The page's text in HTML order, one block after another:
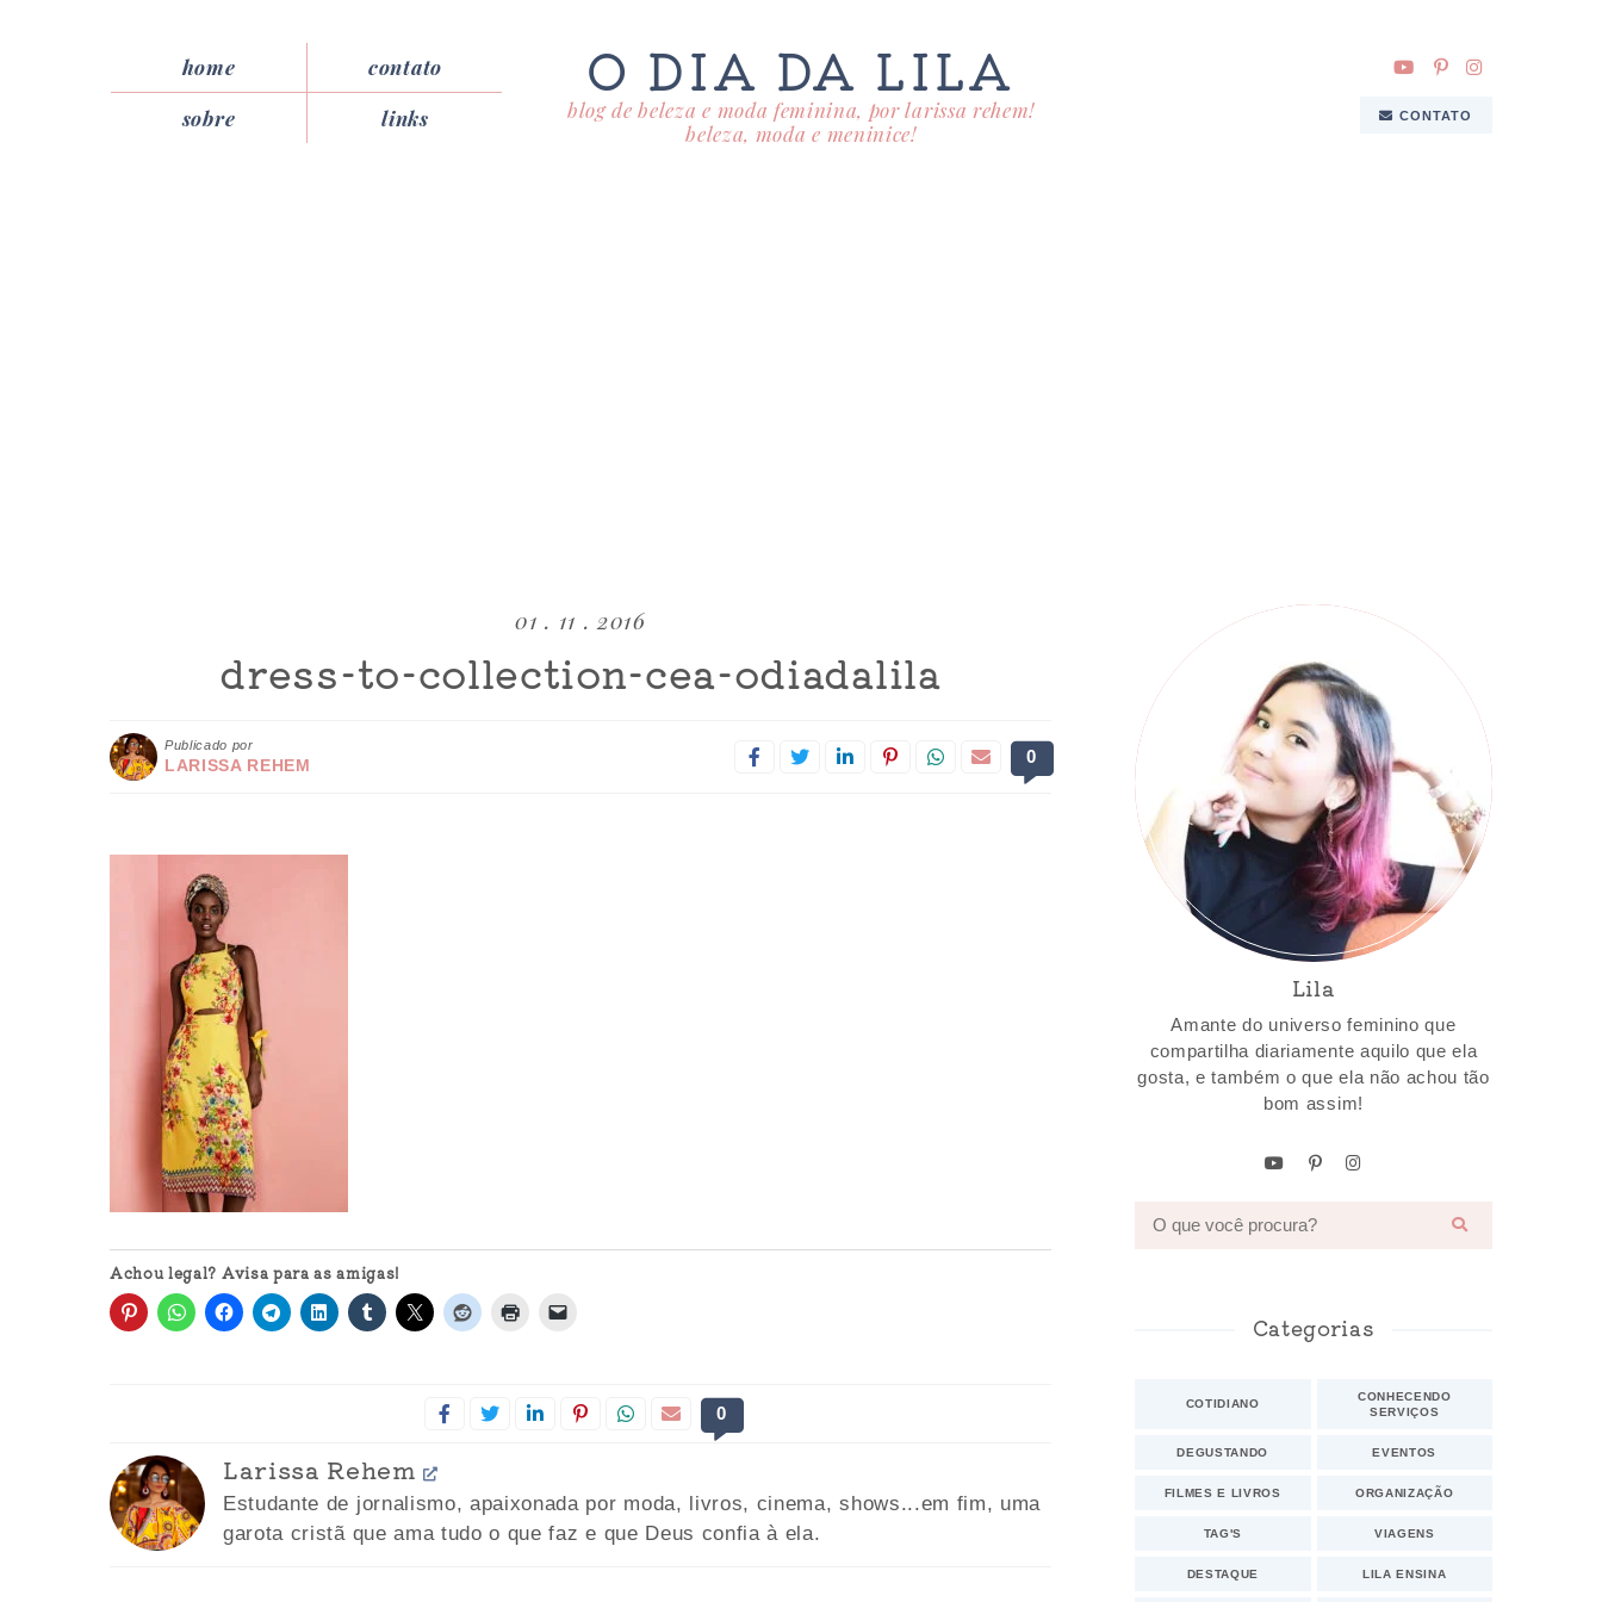
home
contato
sobre
links
O DIA DA LILA
blog de beleza e moda feminina, por larissa rehem!
beleza, moda e meninice!
CONTATO
01 . 11 . 2016
dress-to-collection-cea-odiadalila
Publicado por
LARISSA REHEM 0
Achou legal? Avisa para as amigas!
0
Larissa Rehem
Estudante de jornalismo, apaixonada por moda, livros, cinema, shows...em fim, uma
garota cristã que ama tudo o que faz e que Deus confia à ela.
Lila
Amante do universo feminino que
compartilha diariamente aquilo que ela
gosta, e também o que ela não achou tão
bom assim!
Categorias
COTIDIANO
CONHECENDO
SERVIÇOS
DEGUSTANDO EVENTOS
FILMES E LIVROS ORGANIZAÇÃO
TAG'S VIAGENS
DESTAQUE LILA ENSINA